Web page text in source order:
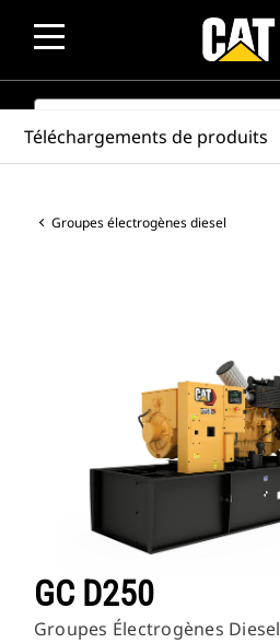
SEARCH
Groupes électrogènes diesel
GC D250
Groupes Électrogènes Diesel
Téléchargements de produits